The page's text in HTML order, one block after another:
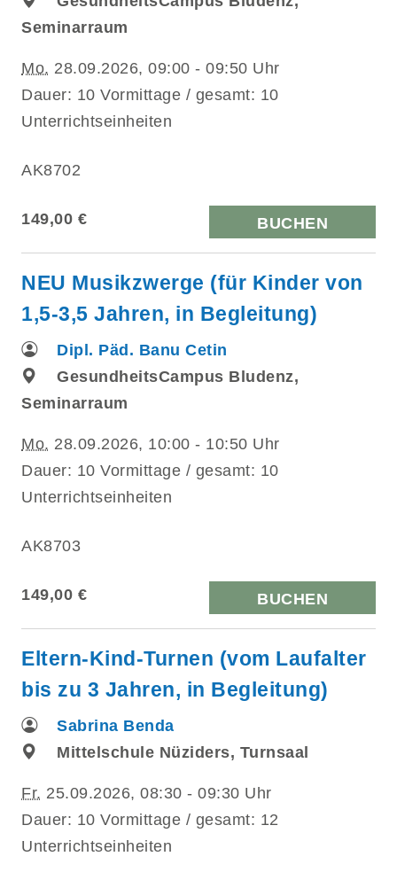
Seminarraum
Mo. 28.09.2026, 09:00 - 09:50 Uhr
Dauer: 10 Vormittage / gesamt: 10
Unterrichtseinheiten
AK8702
149,00 € BUCHEN
NEU Musikzwerge (für Kinder von
1,5-3,5 Jahren, in Begleitung)
Dipl. Päd. Banu Cetin
GesundheitsCampus Bludenz,
Seminarraum
Mo. 28.09.2026, 10:00 - 10:50 Uhr
Dauer: 10 Vormittage / gesamt: 10
Unterrichtseinheiten
AK8703
149,00 € BUCHEN
Eltern-Kind-Turnen (vom Laufalter
bis zu 3 Jahren, in Begleitung)
Sabrina Benda
Mittelschule Nüziders, Turnsaal
Fr. 25.09.2026, 08:30 - 09:30 Uhr
Dauer: 10 Vormittage / gesamt: 12
Unterrichtseinheiten